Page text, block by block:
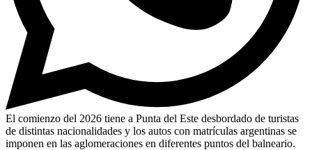
El comienzo del 2026 tiene a Punta del Este desbordado de turistas
de distintas nacionalidades y los autos con matrículas argentinas se
imponen en las aglomeraciones en diferentes puntos del balneario.